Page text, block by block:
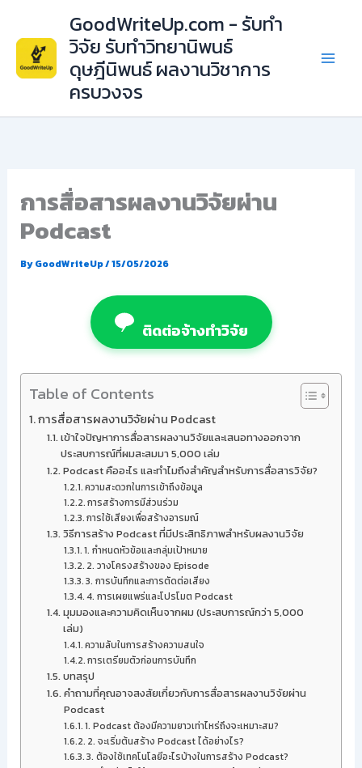
content
GoodWriteUp.com - รับทำ
วิจัย รับทำวิทยานิพนธ์
ดุษฎีนิพนธ์ ผลงานวิชาการ
ครบวงจร
การสื่อสารผลงานวิจัยผ่าน
Podcast
ByGoodWriteUp/15/05/2026
ติดต่อจ้างทำวิจัย
Table of Contents
การสื่อสารผลงานวิจัยผ่าน Podcast
เข้าใจปัญหาการสื่อสารผลงานวิจัยและเสนอทางออกจาก
ประสบการณ์ที่ผมสะสมมา 5,000 เล่ม
Podcast คืออะไร และทำไมถึงสำคัญสำหรับการสื่อสารวิจัย?
ความสะดวกในการเข้าถึงข้อมูล
การสร้างการมีส่วนร่วม
การใช้เสียงเพื่อสร้างอารมณ์
วิธีการสร้าง Podcast ที่มีประสิทธิภาพสำหรับผลงานวิจัย
1. กำหนดหัวข้อและกลุ่มเป้าหมาย
2. วางโครงสร้างของ Episode
3. การบันทึกและการตัดต่อเสียง
4. การเผยแพร่และโปรโมต Podcast
มุมมองและความคิดเห็นจากผม (ประสบการณ์กว่า 5,000
เล่ม)
ความลับในการสร้างความสนใจ
การเตรียมตัวก่อนการบันทึก
บทสรุป
คำถามที่คุณอาจสงสัยเกี่ยวกับการสื่อสารผลงานวิจัยผ่าน
Podcast
1. Podcast ต้องมีความยาวเท่าไหร่ถึงจะเหมาะสม?
2. จะเริ่มต้นสร้าง Podcast ได้อย่างไร?
3. ต้องใช้เทคโนโลยีอะไรบ้างในการสร้าง Podcast?